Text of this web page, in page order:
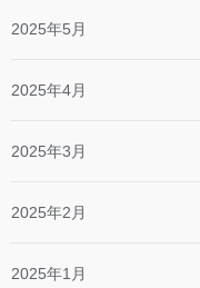
2025年5月
2025年4月
2025年3月
2025年2月
2025年1月